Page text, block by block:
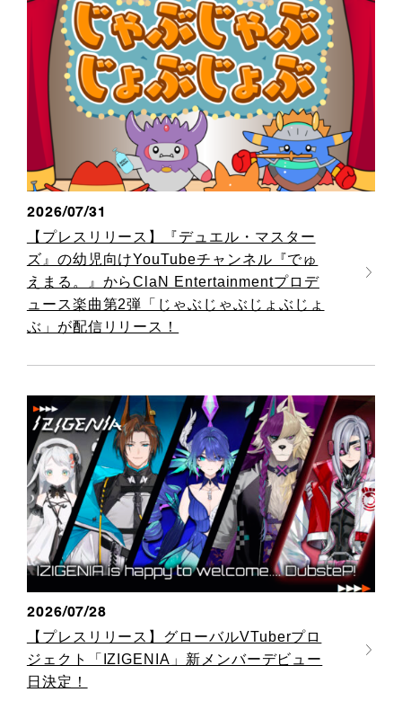
2026/07/31
【プレスリリース】『デュエル・マスター
ズ』の幼児向けYouTubeチャンネル『でゅ
えまる。』からClaN Entertainmentプロデ
ュース楽曲第2弾「じゃぶじゃぶじょぶじょ
ぶ」が配信リリース！
2026/07/28
【プレスリリース】グローバルVTuberプロ
ジェクト「IZIGENIA」新メンバーデビュー
日決定！